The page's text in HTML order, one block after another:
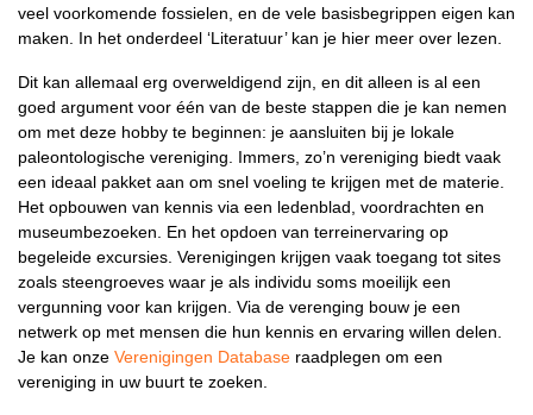
veel voorkomende fossielen, en de vele basisbegrippen eigen kan
maken. In het onderdeel ‘Literatuur’ kan je hier meer over lezen.
Dit kan allemaal erg overweldigend zijn, en dit alleen is al een
goed argument voor één van de beste stappen die je kan nemen
om met deze hobby te beginnen: je aansluiten bij je lokale
paleontologische vereniging. Immers, zo’n vereniging biedt vaak
een ideaal pakket aan om snel voeling te krijgen met de materie.
Het opbouwen van kennis via een ledenblad, voordrachten en
museumbezoeken. En het opdoen van terreinervaring op
begeleide excursies. Verenigingen krijgen vaak toegang tot sites
zoals steengroeves waar je als individu soms moeilijk een
vergunning voor kan krijgen. Via de verenging bouw je een
netwerk op met mensen die hun kennis en ervaring willen delen.
Je kan onze Verenigingen Database raadplegen om een
vereniging in uw buurt te zoeken.